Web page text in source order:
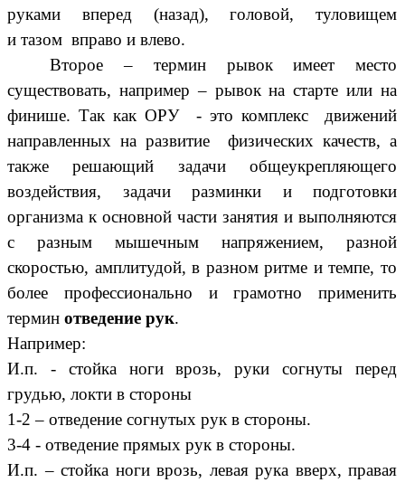
руками вперед (назад),
головой, туловищем
и тазом вправо и влево.
Второе – термин рывок имеет место
существовать, например – рывок на старте или на
финише. Так как ОРУ - это комплекс движений
направленных на развитие физических качеств, а
также решающий задачи общеукрепляющего
воздействия, задачи разминки и подготовки
организма к основной части занятия и выполняются
с разным мышечным напряжением, разной
скоростью, амплитудой, в разном ритме и темпе, то
более профессионально и грамотно применить
термин отведение рук.
Например:
И.п. - стойка ноги врозь, руки согнуты перед
грудью, локти в стороны
1-2 – отведение согнутых рук в стороны.
3-4 - отведение прямых рук в стороны.
И.п. – стойка ноги врозь, левая рука вверх, правая